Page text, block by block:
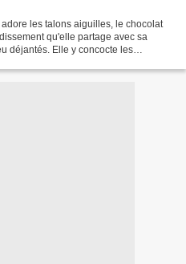
les talons aiguilles, le chocolat
qu'elle partage avec sa
déjantés. Elle y concocte les